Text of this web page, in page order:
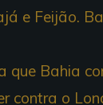
e Feijão.
que Bahia
contra o